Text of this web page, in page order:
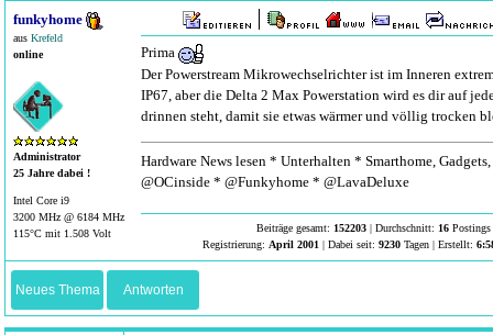
funkyhome
aus Krefeld
online
Administrator
25 Jahre dabei !
Intel Core i9
3200 MHz @ 6184 MHz
115°C mit 1.508 Volt
Prima
Der Powerstream Mikrowechselrichter ist im Inneren
IP67, aber die Delta 2 Max Powerstation wird es dir auf
drinnen steht, damit sie etwas wärmer und völlig trocken
Hardware News lesen * Unterhalten * Smarthome,
@OCinside * @Funkyhome * @LavaDeluxe
Beiträge gesamt: 152203 | Durchschnitt: 16 Postings
Registrierung: April 2001 | Dabei seit: 9230 Tagen | Erstellt:
Neues Thema Antworten